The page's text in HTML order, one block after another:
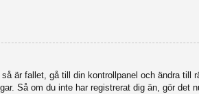
är fallet, gå till din kontrollpanel och ändra
Så om du inte har registrerat dig än, gör det